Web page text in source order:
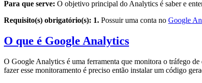
Para que serve: O objetivo principal do Analytics é saber e
Requisito(s) obrigatório(s): 1. Possuir uma conta no Google
O que é Google Analytics
O Google Analytics é uma ferramenta que monitora o tráfego
fazer esse monitoramento é preciso então instalar um código